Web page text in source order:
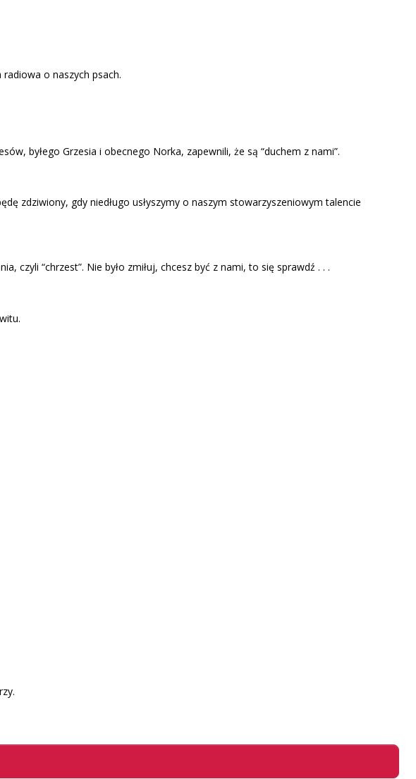
o naszych psach.
byłego Grzesia i obecnego Norka, zapewnili, że są “duchem z nami”.
zdziwiony, gdy niedługo usłyszymy o naszym stowarzyszeniowym talencie
czyli “chrzest”. Nie było zmiłuj, chcesz być z nami, to się sprawdź . . .